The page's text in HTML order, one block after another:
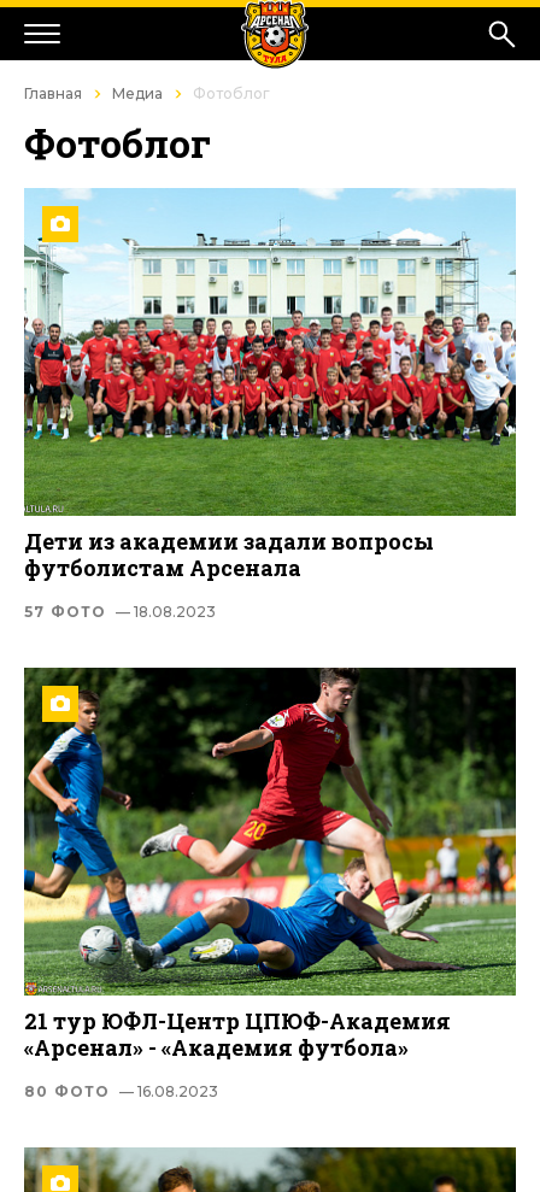
Главная Медиа Фотоблог
Фотоблог
Дети из академии задали вопросы
футболистам Арсенала
57 ФОТО — 18.08.2023
21 тур ЮФЛ-Центр ЦПЮФ-Академия
«Арсенал» - «Академия футбола»
80 ФОТО — 16.08.2023